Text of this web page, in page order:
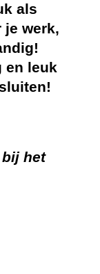
als
je werk,
en leuk
het